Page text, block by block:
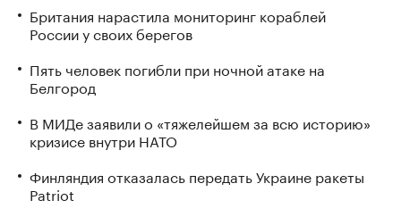
Британия нарастила мониторинг кораблей
России у своих берегов
Пять человек погибли при ночной атаке на
Белгород
В МИДе заявили о «тяжелейшем за всю историю»
кризисе внутри НАТО
Финляндия отказалась передать Украине ракеты
Patriot